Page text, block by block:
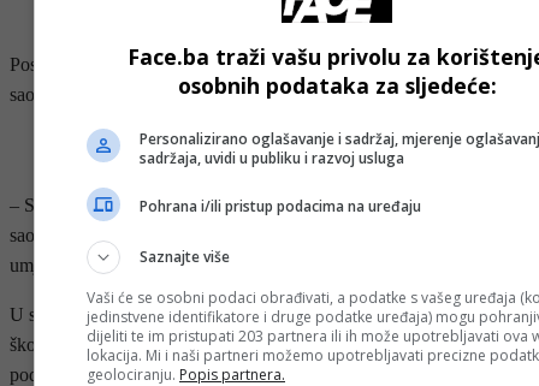
Poseban akcenat je stavila na važnost dobrote, integriteta i
saosjećanja u vremenu globalnih izazova i podjela.
- OGLAS -
– Svijetu nisu potrebni samo inteligentni ljudi. Potrebni su mu
saosjećajni i ljudi koji slušaju, kojima je stalo i koji podižu druge
umjesto da ih ruše – istakla je Talić Gabriel.
U svom govoru zahvalila se i roditeljima, porodicama, profesorima i
školskom osoblju, podsjećajući maturante da nikada ne zaborave
podršku i žrtvu koju su mnogi od njih tiho nosili kako bi svojoj djeci
Face.ba traži vašu privolu za
osobnih podataka za sljedeće:
Personalizirano oglašavanje i sadržaj, mjerenje
sadržaja, uvidi u publiku i razvoj usluga
Pohrana i/ili pristup podacima na uređaju
Saznajte više
Vaši će se osobni podaci obrađivati, a podatke s vašeg uređaja
jedinstvene identifikatore i druge podatke uređaja) mogu
dijeliti te im pristupati 203 partnera ili ih može upotrebljavati ova
lokacija. Mi i naši partneri možemo upotrebljavati precizne
geolociranju. Popis partnera.